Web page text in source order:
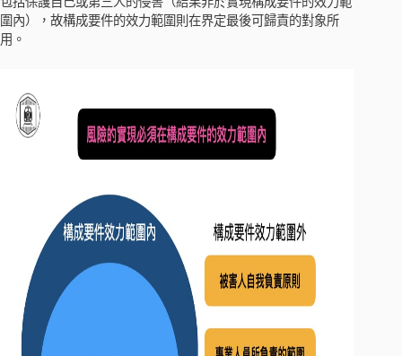
圍內），故構成要件的效力範圍則在界定最後可歸責的對象所
用。